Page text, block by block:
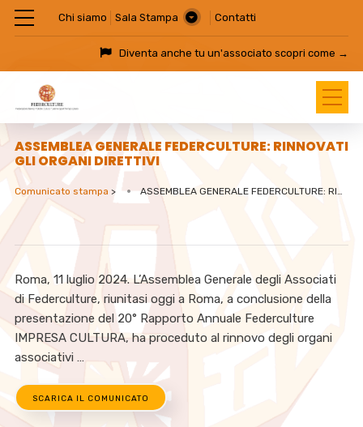
Chi siamo Sala Stampa Contatti
Diventa anche tu un'associatoscopri come →
ASSEMBLEA GENERALE FEDERCULTURE: RINNOVATI
GLI ORGANI DIRETTIVI
Comunicato stampa > ASSEMBLEA GENERALE FEDERCULTURE: RINNOVATI GLI ORGANI DIRETTIVI
Roma, 11 luglio 2024. L’Assemblea Generale degli Associati
di Federculture, riunitasi oggi a Roma, a conclusione della
presentazione del 20° Rapporto Annuale Federculture
IMPRESA CULTURA, ha proceduto al rinnovo degli organi
associativi …
SCARICA IL COMUNICATO